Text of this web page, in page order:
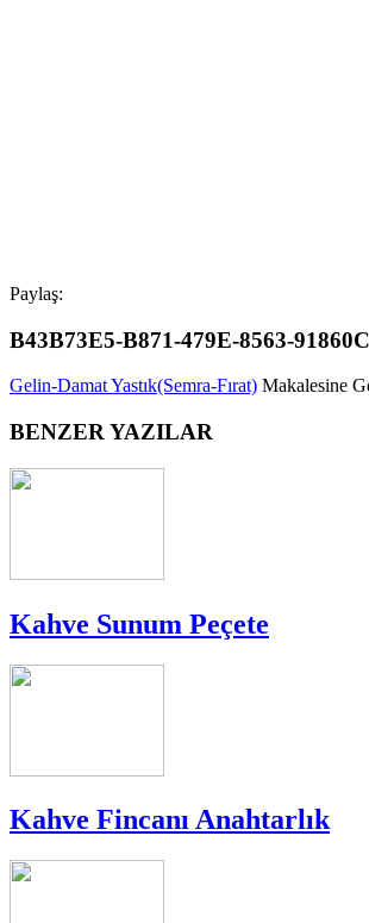
Paylaş:
B43B73E5-B871-479E-8563-
Gelin-Damat Yastık(Semra-Fırat) Makalesine
BENZER YAZILAR
Kahve Sunum Peçete
Kahve Fincanı Anahtarlık